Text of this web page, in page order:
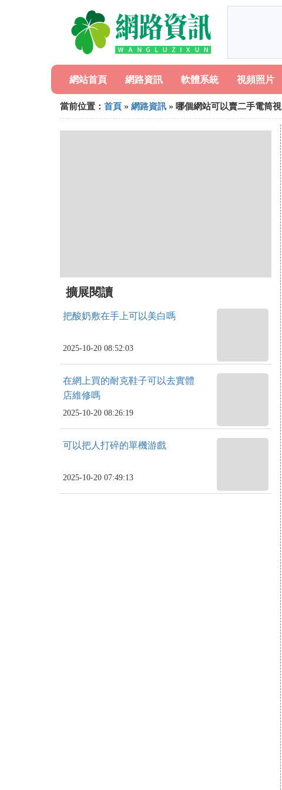
網站首頁 網路資訊 軟體系統 視頻照片
當前位置： 首頁 » 網路資訊 » 哪個網站可以賣二手電筒視
擴展閱讀
把酸奶敷在手上可以美白嗎
2025-10-20 08:52:03
在網上買的耐克鞋子可以去實體
店維修嗎
2025-10-20 08:26:19
可以把人打碎的單機游戲
2025-10-20 07:49:13